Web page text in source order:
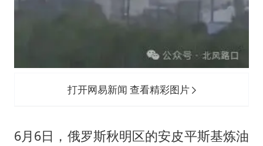
打开网易新闻 查看精彩图片
6月6日，俄罗斯秋明区的安皮平斯基炼油